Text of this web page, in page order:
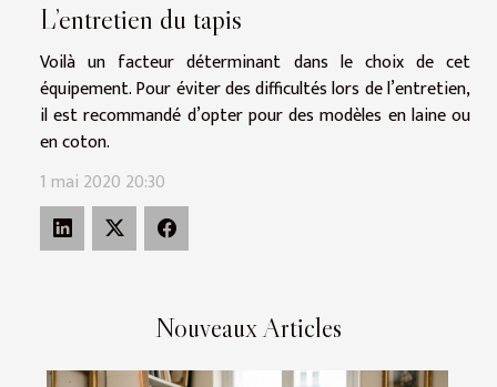
Nouveaux Articles
L’entretien du tapis
Voilà un facteur déterminant dans le choix de cet
équipement. Pour éviter des difficultés lors de l’entretien,
il est recommandé d’opter pour des modèles en laine ou
en coton.
1 mai 2020 20:30